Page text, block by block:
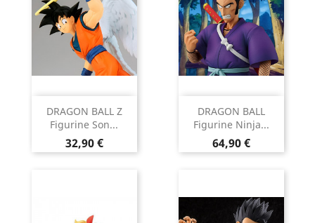
DRAGON BALL Z
Figurine Son...
Prix
32,90 €
DRAGON BALL
Figurine Ninja...
Prix
64,90 €